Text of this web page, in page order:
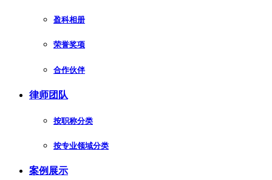
盈科相册
荣誉奖项
合作伙伴
律师团队
按职称分类
按专业领域分类
案例展示